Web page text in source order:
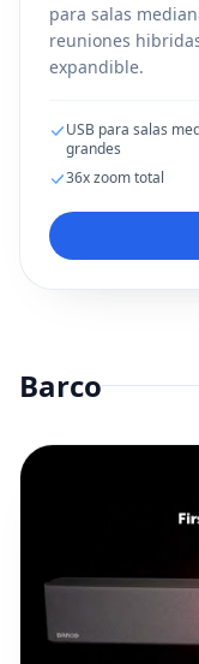
para salas
reuniones
expandible.
USB para salas
grandes
36x zoom total
Barco